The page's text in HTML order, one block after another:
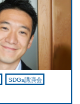
SDGs講演会